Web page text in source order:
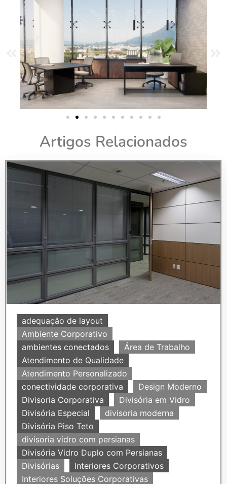
Artigos Relacionados
adequação de layout
Ambiente Corporativo
ambientes conectados
Área de Trabalho
Atendimento de Qualidade
Atendimento Personalizado
conectividade corporativa
Design Moderno
Divisoria Corporativa
Divisória em Vidro
Divisória Especial
divisoria moderna
Divisória Piso Teto
divisoria vidro com persianas
Divisória Vidro Duplo com Persianas
Divisórias
Interiores Corporativos
Interiores Soluções Corporativas